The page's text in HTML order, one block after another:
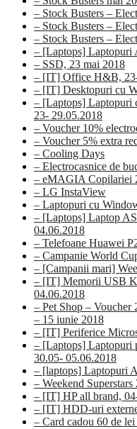
– Stock Busters –
– Stock Busters –
– Stock Busters –
– [Laptops] Laptopuri
– SSD, 23 mai 2018
– [IT] Office H&B,
– [IT] Desktopuri cu
– [Laptops] Laptopuri
23- 29.05.2018
– Voucher 10%
– Voucher 5% extra
– Cooling Days
– Electrocasnice de
– eMAGIA Copilariei
– LG InstaView
– Laptopuri cu
– [Laptops] Laptop
04.06.2018
– Telefoane Huawei
– Campanie World
– [Campanii mari]
– [IT] Memorii USB
04.06.2018
– Pet Shop – Voucher
– 15 iunie 2018
– [IT] Periferice
– [Laptops] Laptopuri
30.05- 05.06.2018
– [laptops] Laptopuri
– Weekend
– [IT] HP all brand,
– [IT] HDD-uri
– Card cadou 60 de